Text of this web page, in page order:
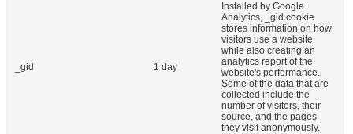
_gid 1 day
Installed by Google
Analytics, _gid cookie
stores information on how
visitors use a website,
while also creating an
analytics report of the
website's performance.
Some of the data that are
collected include the
number of visitors, their
source, and the pages
they visit anonymously.